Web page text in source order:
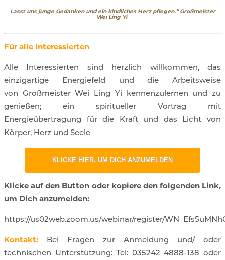
Lasst uns junge Gedanken und ein kindliches Herz pflegen.“ Großmeister
Wei Ling Yi
Für alle Interessierten
Alle Interessierten sind herzlich willkommen, das
einzigartige Energiefeld und die Arbeitsweise
von Großmeister Wei Ling Yi kennenzulernen und zu
genießen; ein spiritueller Vortrag mit
Energieübertragung für die Kraft und das Licht von
Körper, Herz und Seele
KLICKE HIER, UM DICH ANZUMELDEN
Klicke auf den Button oder kopiere den folgenden Link,
um Dich anzumelden:
https://us02web.zoom.us/webinar/register/
Kontakt: Bei Fragen zur Anmeldung und/ oder
technischen Unterstützung: Tel: 035242 4888-138 oder